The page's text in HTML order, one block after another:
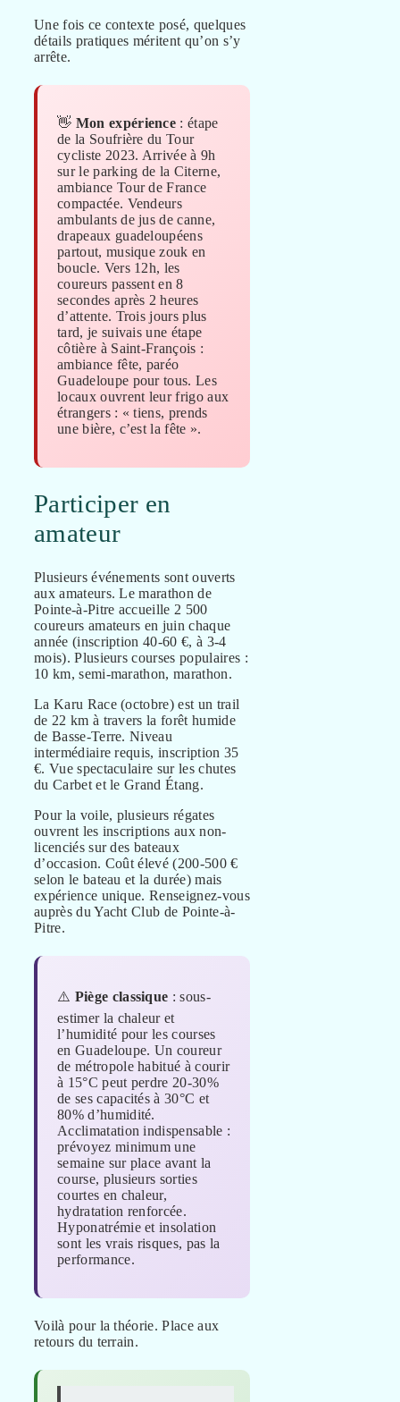
Une fois ce contexte posé, quelques
détails pratiques méritent qu’on s’y
arrête.
👋 Mon expérience : étape
de la Soufrière du Tour
cycliste 2023. Arrivée à 9h
sur le parking de la Citerne,
ambiance Tour de France
compactée. Vendeurs
ambulants de jus de canne,
drapeaux guadeloupéens
partout, musique zouk en
boucle. Vers 12h, les
coureurs passent en 8
secondes après 2 heures
d’attente. Trois jours plus
tard, je suivais une étape
côtière à Saint-François :
ambiance fête, paréo
Guadeloupe pour tous. Les
locaux ouvrent leur frigo aux
étrangers : « tiens, prends
une bière, c’est la fête ».
Participer en
amateur
Plusieurs événements sont ouverts
aux amateurs. Le marathon de
Pointe-à-Pitre accueille 2 500
coureurs amateurs en juin chaque
année (inscription 40-60 €, à 3-4
mois). Plusieurs courses populaires :
10 km, semi-marathon, marathon.
La Karu Race (octobre) est un trail
de 22 km à travers la forêt humide
de Basse-Terre. Niveau
intermédiaire requis, inscription 35
€. Vue spectaculaire sur les chutes
du Carbet et le Grand Étang.
Pour la voile, plusieurs régates
ouvrent les inscriptions aux non-
licenciés sur des bateaux
d’occasion. Coût élevé (200-500 €
selon le bateau et la durée) mais
expérience unique. Renseignez-vous
auprès du Yacht Club de Pointe-à-
Pitre.
⚠️ Piège classique : sous-
estimer la chaleur et
l’humidité pour les courses
en Guadeloupe. Un coureur
de métropole habitué à courir
à 15°C peut perdre 20-30%
de ses capacités à 30°C et
80% d’humidité.
Acclimatation indispensable :
prévoyez minimum une
semaine sur place avant la
course, plusieurs sorties
courtes en chaleur,
hydratation renforcée.
Hyponatrémie et insolation
sont les vrais risques, pas la
performance.
Voilà pour la théorie. Place aux
retours du terrain.